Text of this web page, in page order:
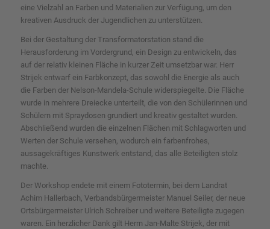
eine Vielzahl an Farben und Materialien zur Verfügung, um den
kreativen Ausdruck der Jugendlichen zu unterstützen.
Bei der Gestaltung der Transformatorstation stand die
Herausforderung im Vordergrund, ein Design zu entwickeln, das
auf der relativ kleinen Fläche in kurzer Zeit umsetzbar war. Herr
Strijek entwarf ein Farbkonzept, das sowohl die Energie als auch
die Farben der Nelson-Mandela-Schule widerspiegelte. Die Fläche
wurde in mehrere Dreiecke unterteilt, die von den Schülerinnen und
Schülern mit Spraydosen grundiert und kreativ gestaltet wurden.
Abschließend wurden die einzelnen Flächen mit Schlagworten und
Werten der Schule versehen, wodurch ein farbenfrohes,
aussagekräftiges Kunstwerk entstand, das alle Beteiligten stolz
machte.
Der Workshop endete mit einem Fototermin, bei dem Landrat
Achim Hallerbach, Verbandsbürgermeister Manuel Seiler, der neue
Ortsbürgermeister Ulrich Schreiber und weitere Beteiligte zugegen
waren. Ein herzlicher Dank gilt Herrn Jan-Malte Strijek, der mit